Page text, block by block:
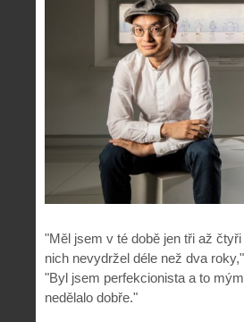
"Měl jsem v té době jen tři až
nich nevydržel déle než dva
"Byl jsem perfekcionista a to
nedělalo dobře."